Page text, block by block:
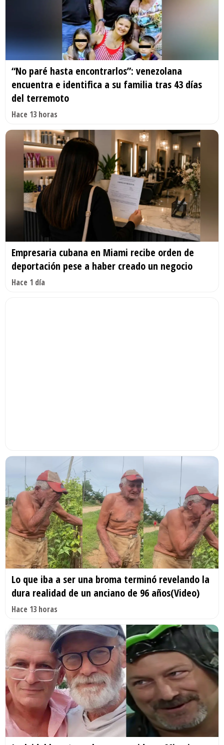
“No paré hasta encontrarlos”: venezolana
encuentra e identifica a su familia tras 43 días
del terremoto
Hace 13 horas
Empresaria cubana en Miami recibe orden de
deportación pese a haber creado un negocio
Hace 1 día
Lo que iba a ser una broma terminó revelando la
dura realidad de un anciano de 96 años(Video)
Hace 13 horas